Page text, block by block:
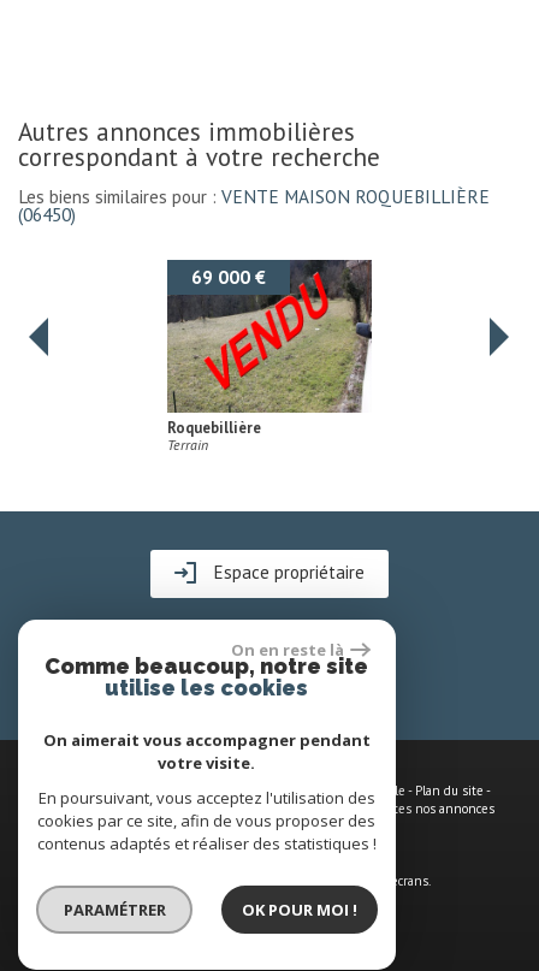
autres annonces immobilières
correspondant à votre recherche
Les biens similaires pour : VENTE MAISON ROQUEBILLIÈRE
(06450)
Espace propriétaire
© 2026 | Tous droits réservés | Traduction powered by Google - Plan du site -
Mentions légales- Nos honoraires -Partenaires- Admin-Toutes nos annonces
un seul site adaptable à tous les types d'écrans.
On en reste là
Comme beaucoup, notre site
utilise les cookies
On aimerait vous accompagner pendant
votre visite.
En poursuivant, vous acceptez l'utilisation des
cookies par ce site, afin de vous proposer des
contenus adaptés et réaliser des statistiques !
PARAMÉTRER OK POUR MOI !